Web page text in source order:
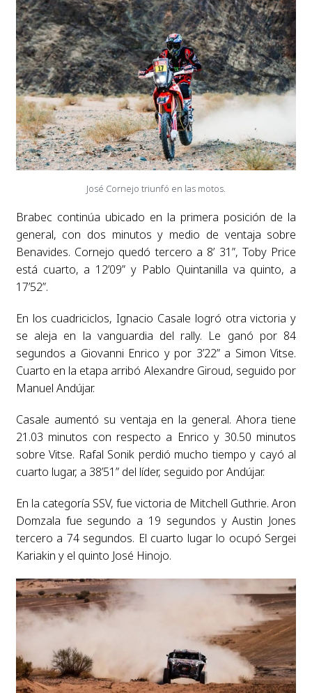
José Cornejo triunfó en las motos.
Brabec continúa ubicado en la primera posición de la
general, con dos minutos y medio de ventaja sobre
Benavides. Cornejo quedó tercero a 8’ 31”, Toby Price
está cuarto, a 12’09” y Pablo Quintanilla va quinto, a
17’52”.
En los cuadriciclos, Ignacio Casale logró otra victoria y
se aleja en la vanguardia del rally. Le ganó por 84
segundos a Giovanni Enrico y por 3’22” a Simon Vitse.
Cuarto en la etapa arribó Alexandre Giroud, seguido por
Manuel Andújar.
Casale aumentó su ventaja en la general. Ahora tiene
21.03 minutos con respecto a Enrico y 30.50 minutos
sobre Vitse. Rafal Sonik perdió mucho tiempo y cayó al
cuarto lugar, a 38’51” del líder, seguido por Andújar.
En la categoría SSV, fue victoria de Mitchell Guthrie. Aron
Domzala fue segundo a 19 segundos y Austin Jones
tercero a 74 segundos. El cuarto lugar lo ocupó Sergei
Kariakin y el quinto José Hinojo.